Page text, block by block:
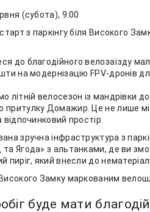
(субота), 9:00
з паркінгу біля Високого
до благодійного велозаїзду
на модернізацію FPV-дронів
літній велосезон із мандрівки
притулку Домажир. Це не лише
відпочинковий простір.
зручна інфраструктура з
Ягода» з альтанками, де ви
пиріг, який внесли до
Замку маркованим
буде мати